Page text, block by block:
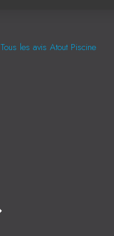
Tous les avis Atout Piscine